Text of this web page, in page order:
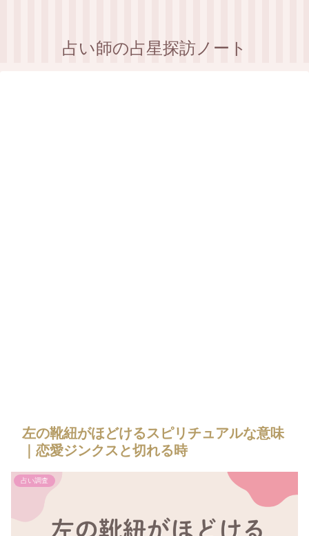
占い師の占星探訪ノート
左の靴紐がほどけるスピリチュアルな意味
｜恋愛ジンクスと切れる時
占い調査